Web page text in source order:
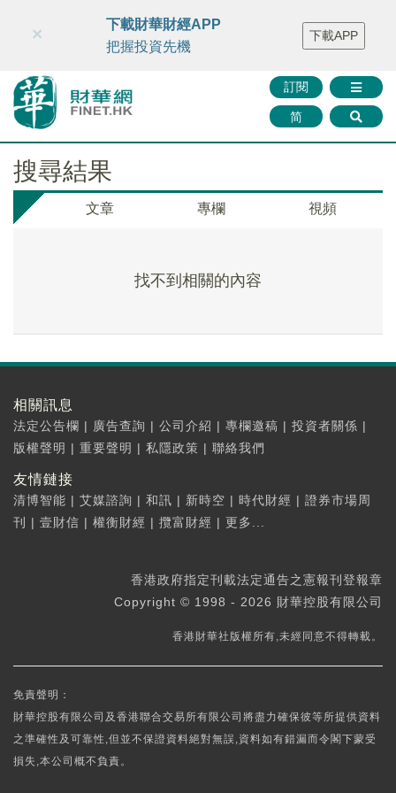
財華智庫網 FINTV FINMETA 財華證券 媒體矩陣
智庫沙龍
聯絡我們
訂閱
简
×
下載財華財經APP
把握投資先機
下載APP
搜尋結果
文章 專欄 視頻
找不到相關的內容
相關訊息
法定公告欄 | 廣告查詢 | 公司介紹 | 專欄邀稿 | 投資者關係 |
版權聲明 | 重要聲明 | 私隱政策 | 聯絡我們
友情鏈接
清博智能 | 艾媒諮詢 | 和訊 | 新時空 | 時代財經 | 證券市場周
刊
| 壹財信 | 權衡財經 | 攬富財經 | 更多...
香港政府指定刊載法定通告之憲報刊登報章
Copyright © 1998 - 2026 財華控股有限公司
香港財華社版權所有,未經同意不得轉載。
免責聲明：
財華控股有限公司及香港聯合交易所有限公司將盡力確保彼等所提供資料
之準確性及可靠性,但並不保證資料絕對無誤,資料如有錯漏而令閣下蒙受
損失,本公司概不負責。